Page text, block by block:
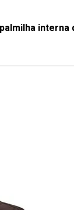
interna